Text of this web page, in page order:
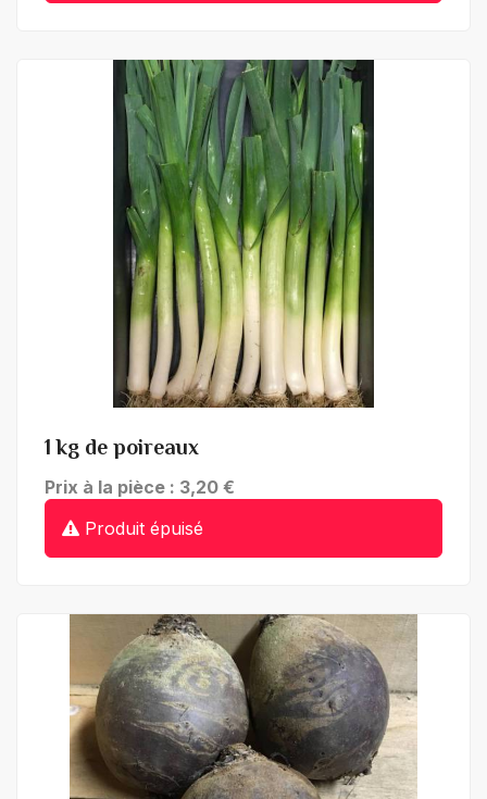
1 kg de poireaux
Prix à la pièce : 3,20 €
Produit épuisé
+ de détails